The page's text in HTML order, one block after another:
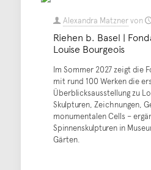
Alexandra Matznervon
Riehen b. Basel |
Louise Bourgeois
Im Sommer 2027 zeigt die
mit rund 100 Werken die
Überblicksausstellung zu
Skulpturen, Zeichnungen,
monumentalen Cells –
Spinnenskulpturen in
Gärten.